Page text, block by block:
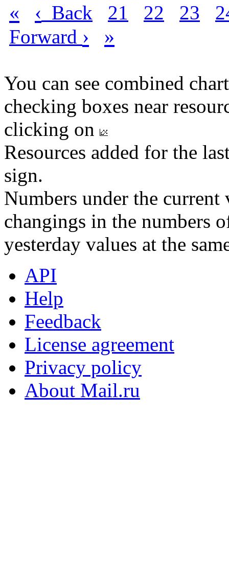
« ‹ Back 21 22 23
Forward › »
You can see combined
checking boxes near
clicking on
Resources added for the
sign.
Numbers under the
changings in the numbers
yesterday values at the
API
Help
Feedback
License agreement
Privacy policy
About Mail.ru